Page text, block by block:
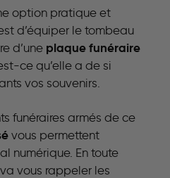
option pratique et
d’équiper le tombeau
d’une plaque funéraire
ce qu’elle a de si
vos souvenirs.
funéraires armés de ce
vous permettent
numérique. En toute
vous rappeler les